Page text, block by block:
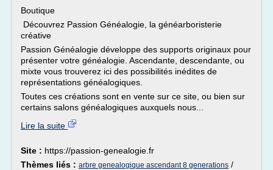
Boutique
Découvrez Passion Généalogie, la généarboristerie
créative
Passion Généalogie développe des supports originaux pour
présenter votre généalogie. Ascendante, descendante, ou
mixte vous trouverez ici des possibilités inédites de
représentations généalogiques.
Toutes ces créations sont en vente sur ce site, ou bien sur
certains salons généalogiques auxquels nous...
Lire la suite
Site : https://passion-genealogie.fr
Thèmes liés : arbre genealogique ascendant 8 generations /